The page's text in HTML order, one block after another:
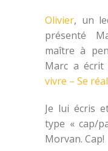
Olivier, un
présenté
maître à
Marc a écrit
vivre – Se
Je lui écris
type « cap/
Morvan. Cap!